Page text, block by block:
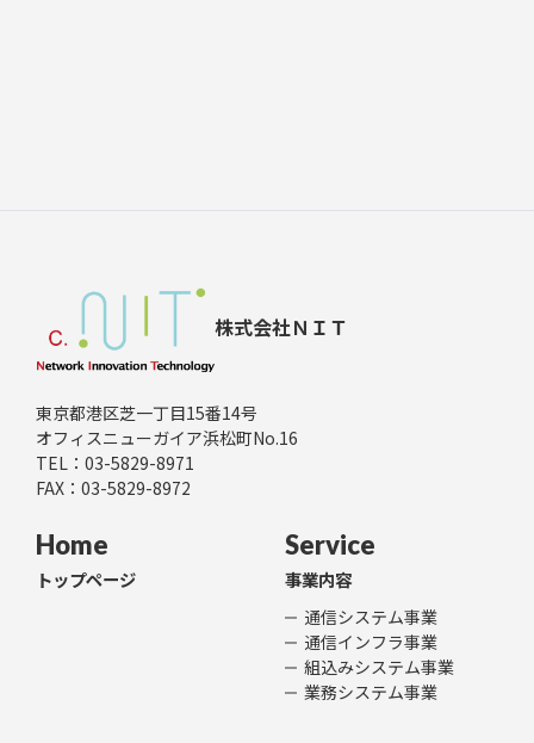
株式会社ＮＩＴ
東京都港区芝一丁目15番14号
オフィスニューガイア浜松町No.16
TEL： 03-5829-8971
FAX：03-5829-8972
Home
トップページ
Service
事業内容
通信システム事業
通信インフラ事業
組込みシステム事業
業務システム事業